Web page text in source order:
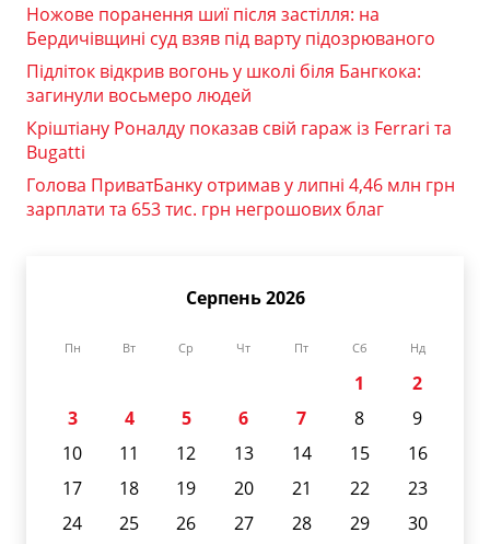
Ножове поранення шиї після застілля: на
Бердичівщині суд взяв під варту підозрюваного
Підліток відкрив вогонь у школі біля Бангкока:
загинули восьмеро людей
Кріштіану Роналду показав свій гараж із Ferrari та
Bugatti
Голова ПриватБанку отримав у липні 4,46 млн грн
зарплати та 653 тис. грн негрошових благ
Серпень 2026
Пн Вт Ср Чт Пт Сб Нд
1
2
3
4 5 6 7 8
9
10
11 12 13 14 15
16
17
18 19 20 21 22
23
24
25 26 27 28 29
30